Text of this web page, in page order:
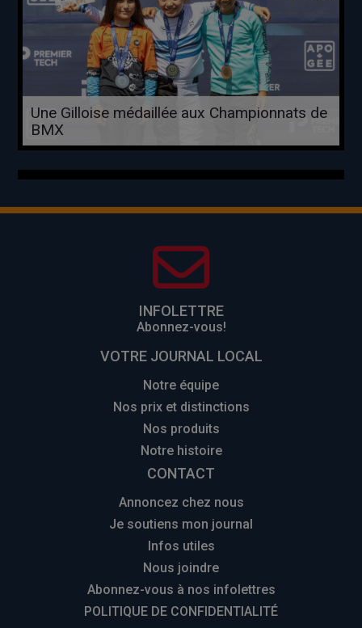
Une Gilloise médaillée aux Championnats de
BMX
INFOLETTRE
Abonnez-vous!
VOTRE JOURNAL LOCAL
Notre équipe
Nos prix et distinctions
Nos produits
Notre histoire
CONTACT
Annoncez chez nous
Je soutiens mon journal
Infos utiles
Nous joindre
Abonnez-vous à nos infolettres
POLITIQUE DE CONFIDENTIALITÉ